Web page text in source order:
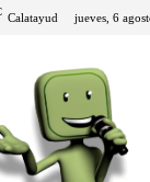
Calatayud jueves, 6